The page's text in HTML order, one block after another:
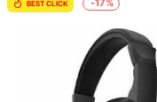
BEST CLICK -17%